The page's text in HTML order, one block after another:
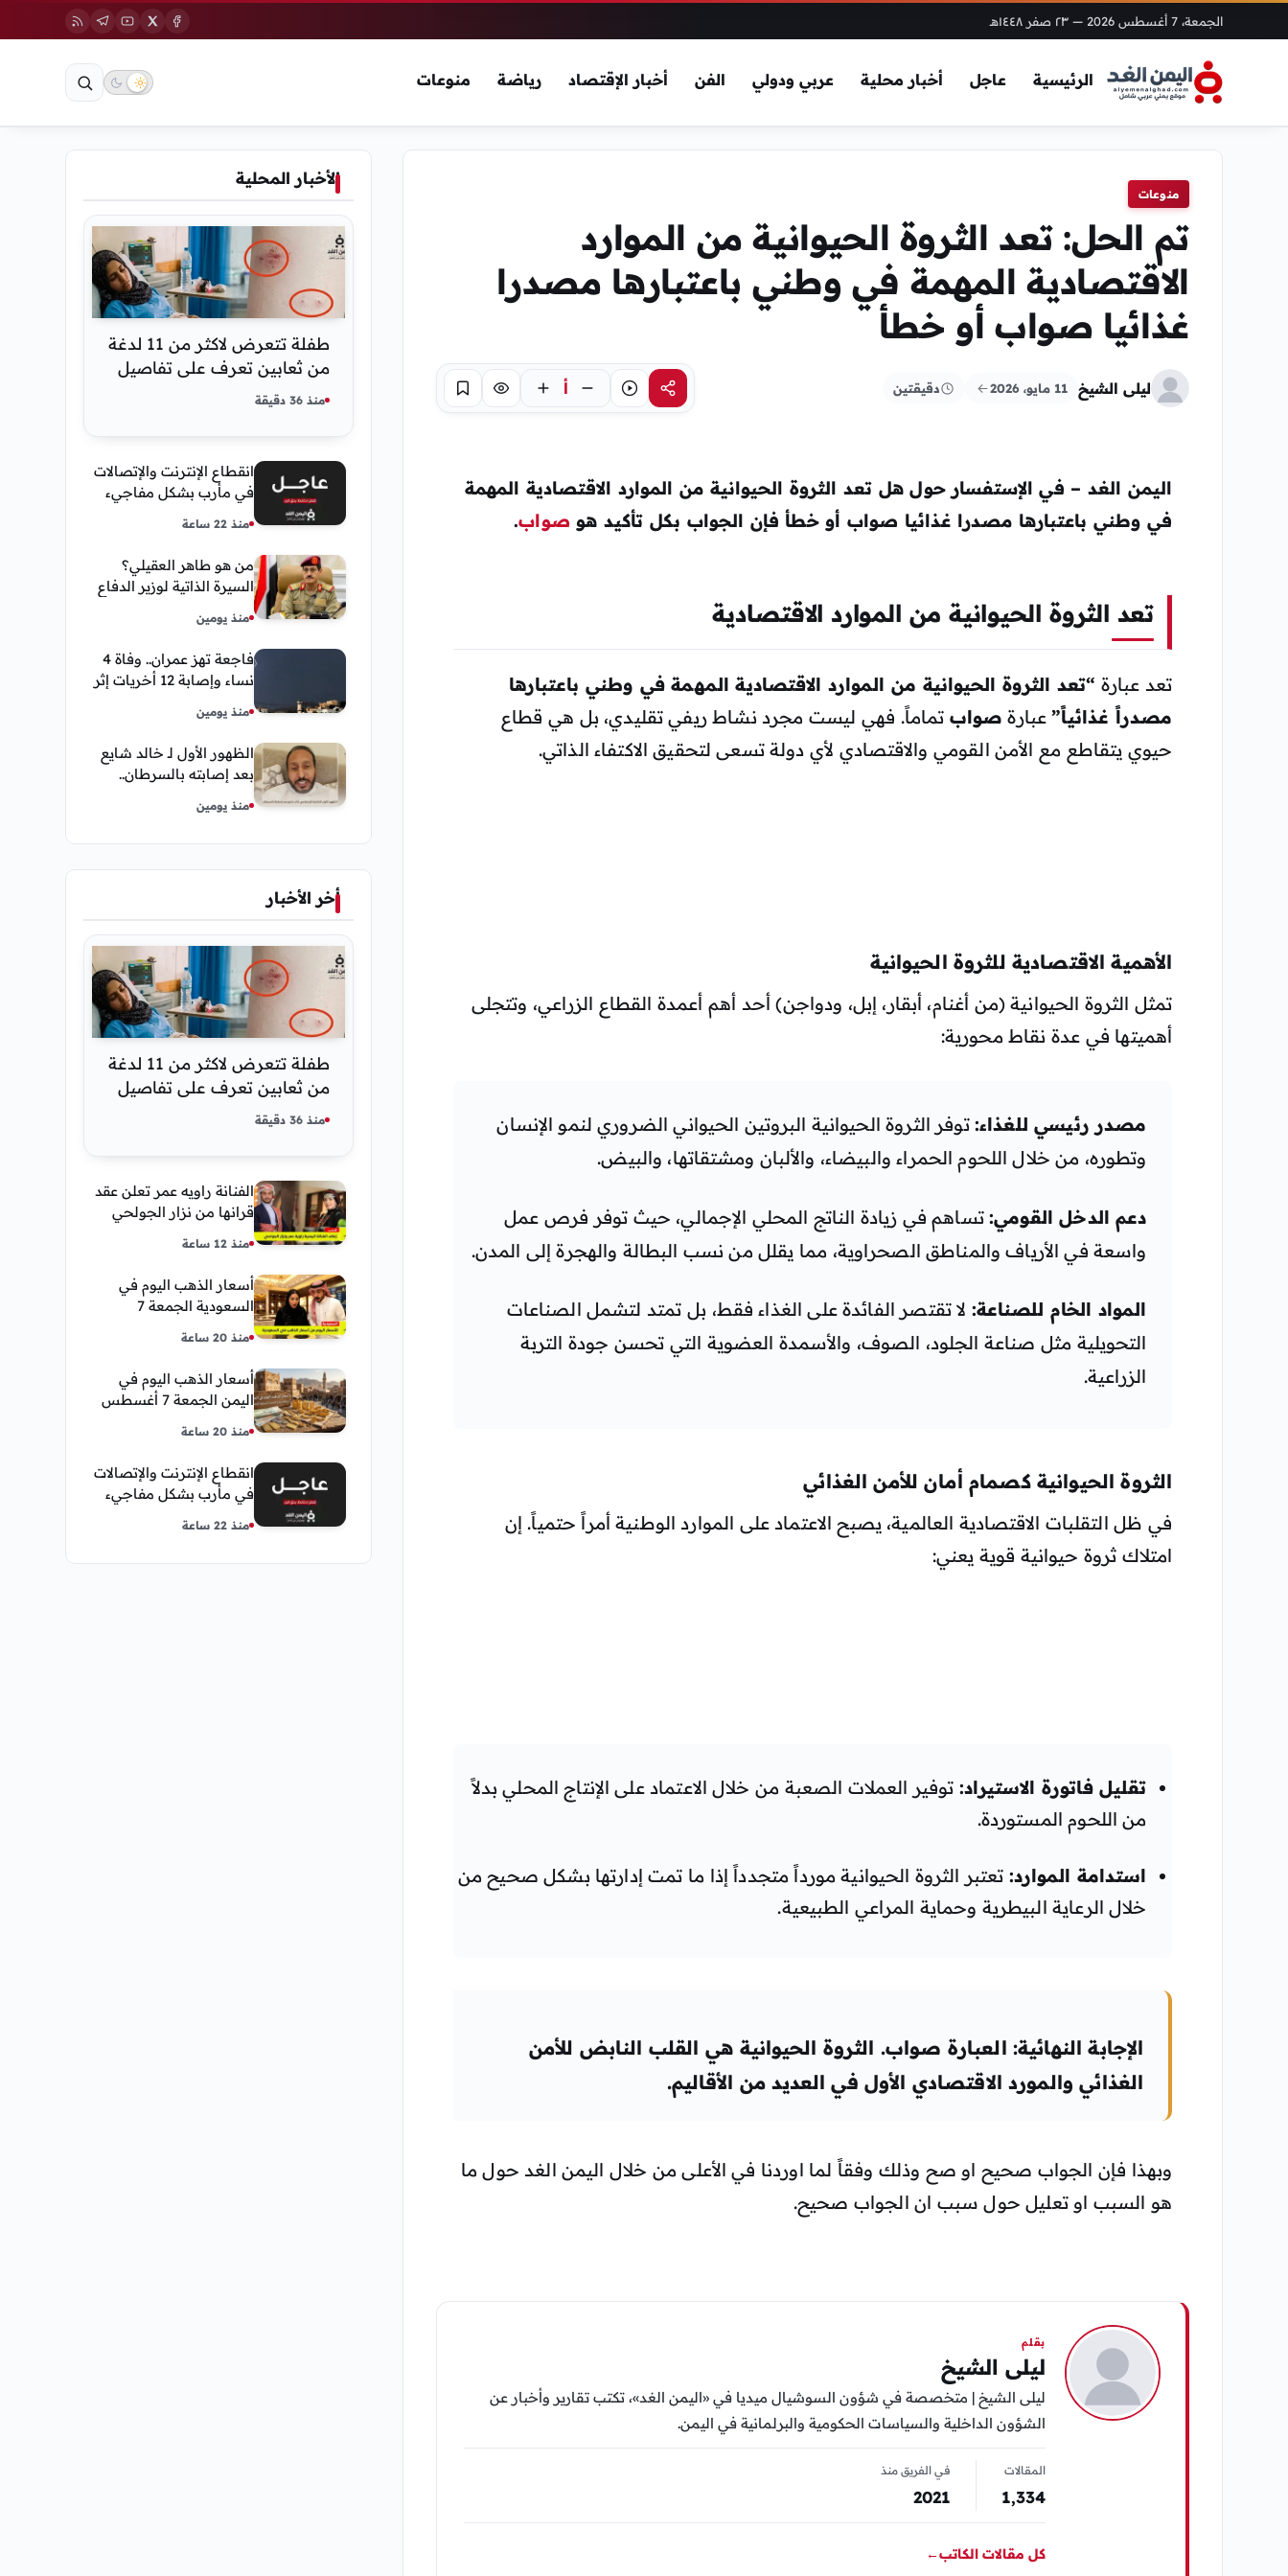
الجمعة، 7 أغسطس 2026 — ٢٣ صفر ١٤٤٨هـ
الرئيسية عاجل أخبار محلية عربي ودولي الفن أخبار الإقتصاد رياضة منوعات
منوعات
تم الحل: تعد الثروة الحيوانية من الموارد
الاقتصادية المهمة في وطني باعتبارها مصدرا
غذائيا صواب أو خطأ
ليلى الشيخ 11 مايو، 2026 دقيقتين مشاركةاستماع أ تركيز حفظ
اليمن الغد – في الإستفسار حول هل تعد الثروة الحيوانية من الموارد الاقتصادية المهمة
في وطني باعتبارها مصدرا غذائيا صواب أو خطأ فإن الجواب بكل تأكيد هو صواب.
تعد الثروة الحيوانية من الموارد الاقتصادية
تعد عبارة “تعد الثروة الحيوانية من الموارد الاقتصادية المهمة في وطني باعتبارها
مصدراً غذائياً”عبارة صواب تماماً. فهي ليست مجرد نشاط ريفي تقليدي، بل هي قطاع
حيوي يتقاطع مع الأمن القومي والاقتصادي لأي دولة تسعى لتحقيق الاكتفاء الذاتي.
الأهمية الاقتصادية للثروة الحيوانية
تمثل الثروة الحيوانية (من أغنام، أبقار، إبل، ودواجن) أحد أهم أعمدة القطاع الزراعي، وتتجلى
أهميتها في عدة نقاط محورية:
مصدر رئيسي للغذاء:توفر الثروة الحيوانية البروتين الحيواني الضروري لنمو الإنسان
وتطوره، من خلال اللحوم الحمراء والبيضاء، والألبان ومشتقاتها، والبيض.
دعم الدخل القومي:تساهم في زيادة الناتج المحلي الإجمالي، حيث توفر فرص عمل
واسعة في الأرياف والمناطق الصحراوية، مما يقلل من نسب البطالة والهجرة إلى المدن.
المواد الخام للصناعة: لا تقتصر الفائدة على الغذاء فقط، بل تمتد لتشمل الصناعات
التحويلية مثل صناعة الجلود، الصوف، والأسمدة العضوية التي تحسن جودة التربة
الزراعية.
الثروة الحيوانية كصمام أمان للأمن الغذائي
في ظل التقلبات الاقتصادية العالمية، يصبح الاعتماد على الموارد الوطنية أمراً حتمياً. إن
امتلاك ثروة حيوانية قوية يعني:
تقليل فاتورة الاستيراد: توفير العملات الصعبة من خلال الاعتماد على الإنتاج المحلي بدلاً
من اللحوم المستوردة.
استدامة الموارد: تعتبر الثروة الحيوانية مورداً متجدداً إذا ما تمت إدارتها بشكل صحيح من
خلال الرعاية البيطرية وحماية المراعي الطبيعية.
الإجابة النهائية:العبارة صواب. الثروة الحيوانية هي القلب النابض للأمن
الغذائي والمورد الاقتصادي الأول في العديد من الأقاليم.
وبهذا فإن الجواب صحيح او صح وذلك وفقاً لما اوردنا في الأعلى من خلال اليمن الغد حول ما
هو السبب او تعليل حول سبب ان الجواب صحيح.
بقلم
ليلى الشيخ
ليلى الشيخ | متخصصة في شؤون السوشيال ميديا في «اليمن الغد»، تكتب تقارير وأخبار عن
الشؤون الداخلية والسياسات الحكومية والبرلمانية في اليمن.
المقالات
1٬334
في الفريق منذ
2021
كل مقالات الكاتب←
الأخبار المحلية
طفلة تتعرض لاكثر من 11 لدغة
من ثعابين تعرف على تفاصيل
قصة أنسام العريقي
منذ 36 دقيقة
انقطاع الإنترنت والإتصالات
في مأرب بشكل مفاجيء
منذ 22 ساعة
من هو طاهر العقيلي؟
السيرة الذاتية لوزير الدفاع
مناصبه
منذ يومين
فاجعة تهز عمران.. وفاة 4
نساء وإصابة 12 أخريات إثر
اجتماعية
منذ يومين
الظهور الأول لـ خالد شايع
بعد إصابته بالسرطان..
رحلة العلاج
منذ يومين
أخر الأخبار
طفلة تتعرض لاكثر من 11 لدغة
من ثعابين تعرف على تفاصيل
قصة أنسام العريقي
منذ 36 دقيقة
الفنانة راويه عمر تعلن عقد
قرانها من نزار الجولحي
منذ 12 ساعة
أسعار الذهب اليوم في
السعودية الجمعة 7
مباشر
منذ 20 ساعة
أسعار الذهب اليوم في
اليمن الجمعة 7 أغسطس
وعدن
منذ 20 ساعة
انقطاع الإنترنت والإتصالات
في مأرب بشكل مفاجيء
منذ 22 ساعة